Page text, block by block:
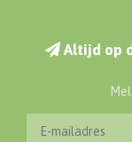
Altijd op